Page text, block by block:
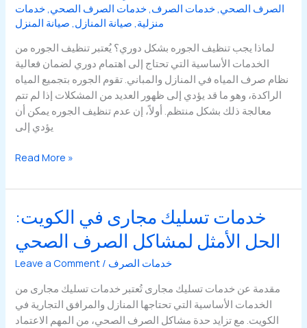
الصرف الصحي خدمات الصرف خدمات الصرف الصحي خدمات
منزلية صيانة المنازل صيانة المنزل
لماذا يجب تنظيف الجوره بشكل دوري؟ يُعتبر تنظيف الجوره من
الخدمات الأساسية التي تحتاج إلى اهتمام دوري لضمان فعالية
نظام صرف المياه في المنازل والمباني. تقوم الجوره بتجميع المياه
الراكدة، وهو ما قد يؤدي إلى ظهور العديد من المشكلات إذا لم تتم
معالجة ذلك بشكل منتظم. أولاً، إن عدم تنظيف الجوره يمكن أن
يؤدي إلى
خدمات
الجوره
مضخات:
الأمثل
لمشاكل
المياه
Read More »
خدمات تسليك مجارى في الكويت:
الحل الأمثل لمشاكل الصرف الصحي
Leave a Comment / خدمات الصرف
مقدمة عن خدمات تسليك مجارى تُعتبر خدمات تسليك مجارى من
الخدمات الأساسية التي تحتاجها المنازل والمرافق التجارية في
الكويت. مع تزايد حدة مشاكل الصرف الصحي، من المهم الاعتماد